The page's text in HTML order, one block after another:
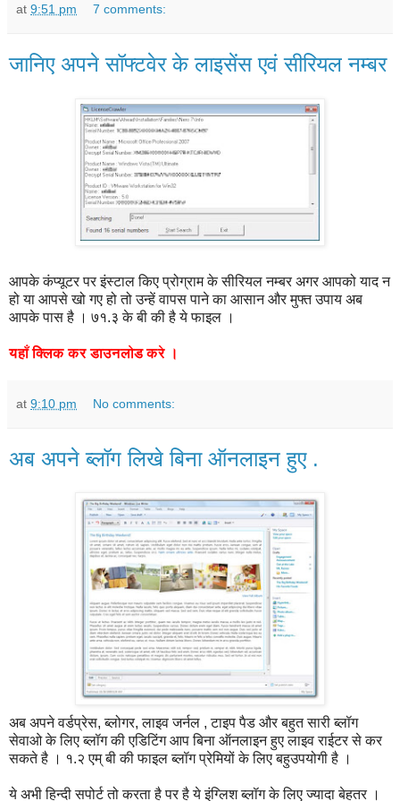
at 9:51 pm 7 comments:
जानिए अपने सॉफ्टवेर के लाइसेंस एवं सीरियल नम्बर
आपके कंप्यूटर पर इंस्टाल किए प्रोग्राम के सीरियल नम्बर अगर आपको याद न
हो या आपसे खो गए हो तो उन्हें वापस पाने का आसान और मुफ्त उपाय अब
आपके पास है । ७१.३ के बी की है ये फाइल ।
यहाँ क्लिक कर डाउनलोड करे ।
at 9:10 pm No comments:
अब अपने ब्लॉग लिखे बिना ऑनलाइन हुए .
अब अपने वर्डप्रेस, ब्लोगर, लाइव जर्नल , टाइप पैड और बहुत सारी ब्लॉग
सेवाओ के लिए ब्लॉग की एडिटिंग आप बिना ऑनलाइन हुए लाइव राईटर से कर
सकते है । १.२ एम् बी की फाइल ब्लॉग प्रेमियों के लिए बहुउपयोगी है ।
ये अभी हिन्दी सपोर्ट तो करता है पर है ये इंग्लिश ब्लॉग के लिए ज्यादा बेहतर ।